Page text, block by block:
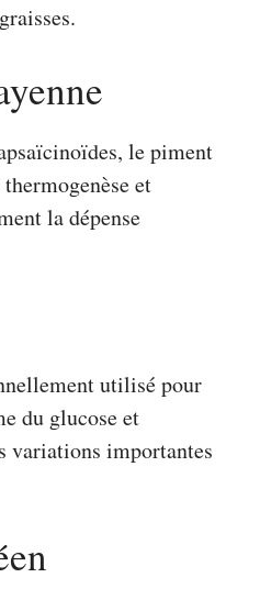
le piment
et
la dépense
utilisé pour
du glucose et
importantes